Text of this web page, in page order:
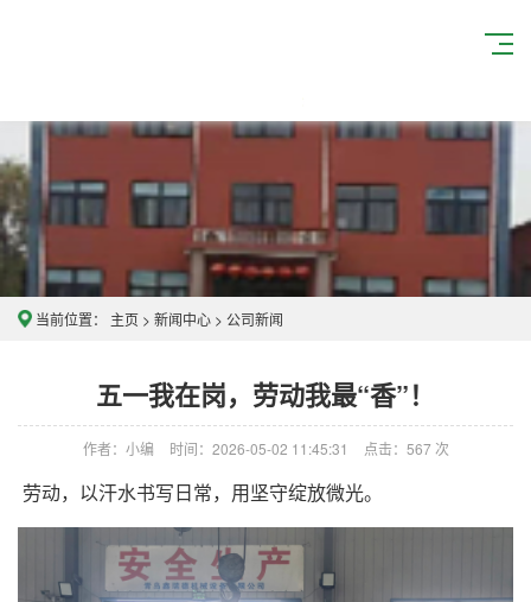
当前位置： 主页 > 新闻中心 > 公司新闻
五一我在岗，劳动我最“香”！
作者：小编 时间：2026-05-02 11:45:31 点击： 567 次
劳动，以汗水书写日常，用坚守绽放微光。